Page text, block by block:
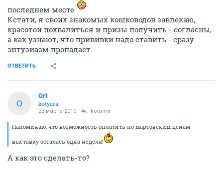
последнем месте
Кстати, я своих знакомых кошководов завлекаю,
красотой похвалиться и призы получить - согласны,
а как узнают, что прививки надо ставить - сразу
энтузиазм пропадает.
ОТВЕТИТЬ
O
Ort
kotyara
23 марта 2010 kotomir
Напоминаю, что возможность оплатить по мартовским ценам
выставку осталась одна неделя!
А как это сделать-то?